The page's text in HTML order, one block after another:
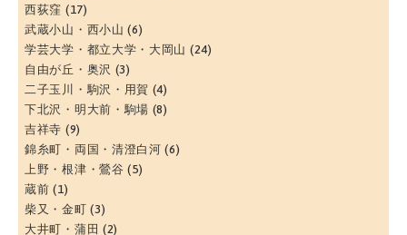
西荻窪 (17)
武蔵小山・西小山 (6)
学芸大学・都立大学・大岡山 (24)
自由が丘・奥沢 (3)
二子玉川・駒沢・用賀 (4)
下北沢・明大前・駒場 (8)
吉祥寺 (9)
錦糸町・両国・清澄白河 (6)
上野・根津・鶯谷 (5)
蔵前 (1)
柴又・金町 (3)
大井町・蒲田 (2)